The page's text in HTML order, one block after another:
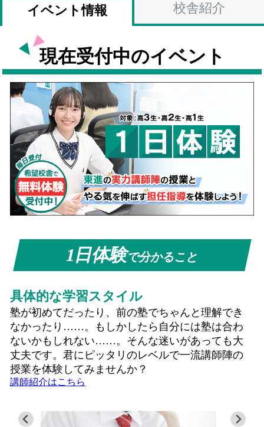
イベント情報 校舎紹介
現在受付中のイベント
1日体験で分かること
具体的な学習スタイル
塾が初めてだったり、前の塾でちゃんと理解でき
なかったり……。もしかしたら自分には塾は合わ
ないかもしれない……。そんな迷いがあっても大
丈夫です。君にピッタリのレベルで一流講師陣の
授業を体験してみませんか？
講師紹介はこちら